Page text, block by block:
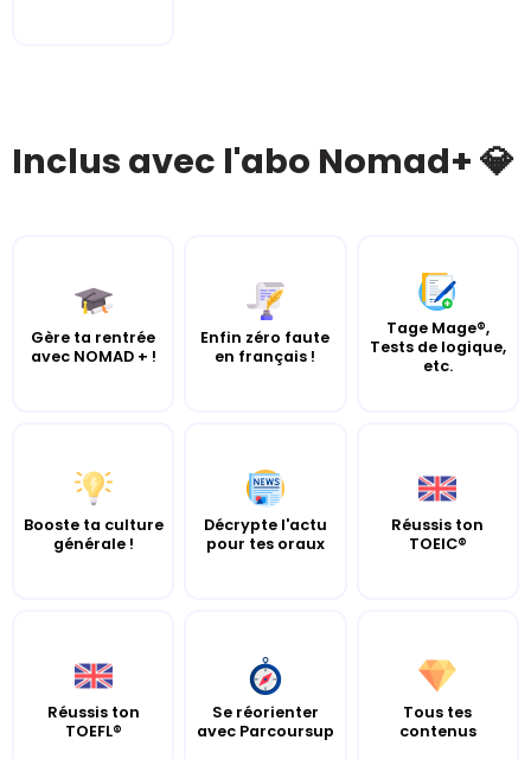
Inclus avec l'abo Nomad+ 💎
Gère ta rentrée
avec NOMAD + !
Enfin zéro faute
en français !
Tage Mage®,
Tests de logique,
etc.
Booste ta culture
générale !
Décrypte l'actu
pour tes oraux
Réussis ton
TOEIC®
Réussis ton
TOEFL®
Se réorienter
avec Parcoursup
Tous tes
contenus